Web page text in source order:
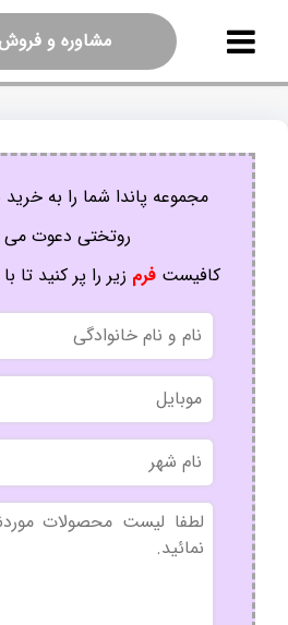
مشاوره و فروش
مجموعه پاندا شما را به
روتختی دعوت می
کافیستفرم زیر را پر کنید تا
نام
و
نام
خانوادگی
موبایل
نام
شهر
بدون
عنوان